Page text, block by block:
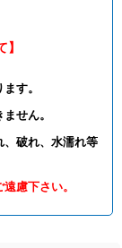
す。
せん。
、破れ、水濡れ等
慮下さい。